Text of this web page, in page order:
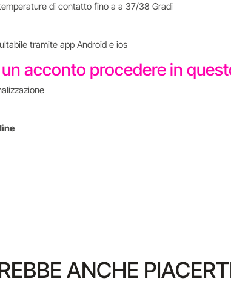
di contatto fino a a 37/38 Gradi
tramite app Android e ios
acconto procedere in
ANCHE